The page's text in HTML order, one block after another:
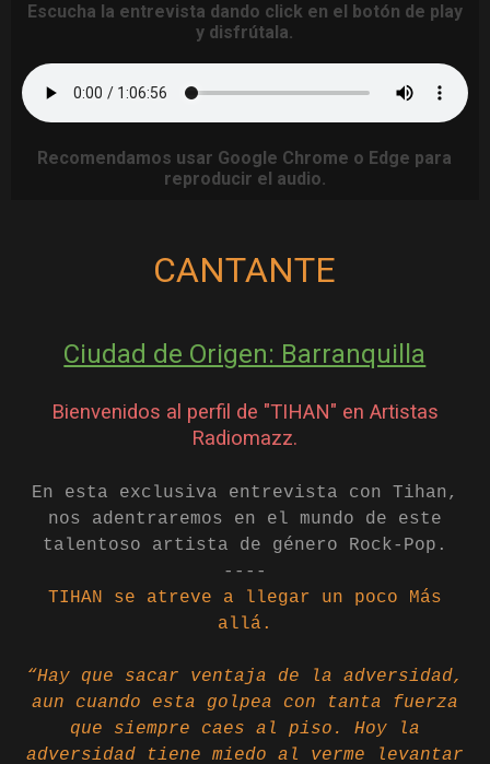
Escucha la entrevista dando click en el botón de play
y disfrútala.
Recomendamos usar Google Chrome o Edge para
reproducir el audio.
CANTANTE
Ciudad de Origen: Barranquilla
Bienvenidos al perfil de "TIHAN" en Artistas
Radiomazz.
En esta exclusiva entrevista con Tihan,
nos adentraremos en el mundo de este
talentoso artista de género Rock-Pop.
----
TIHAN se atreve a llegar un poco Más
allá.
“Hay que sacar ventaja de la adversidad,
aun cuando esta golpea con tanta fuerza
que siempre caes al piso. Hoy la
adversidad tiene miedo al verme levantar